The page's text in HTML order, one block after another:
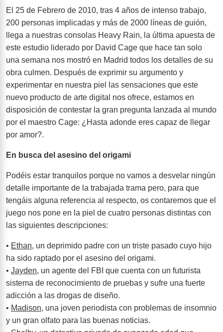
El 25 de Febrero de 2010, tras 4 años de intenso trabajo,
200 personas implicadas y más de 2000 líneas de guión,
llega a nuestras consolas Heavy Rain, la última apuesta de
este estudio liderado por David Cage que hace tan solo
una semana nos mostró en Madrid todos los detalles de su
obra culmen. Después de exprimir su argumento y
experimentar en nuestra piel las sensaciones que este
nuevo producto de arte digital nos ofrece, estamos en
disposición de contestar la gran pregunta lanzada al mundo
por el maestro Cage: ¿Hasta adonde eres capaz de llegar
por amor?.
En busca del asesino del origami
Podéis estar tranquilos porque no vamos a desvelar ningún
detalle importante de la trabajada trama pero, para que
tengáis alguna referencia al respecto, os contaremos que el
juego nos pone en la piel de cuatro personas distintas con
las siguientes descripciones:
• Ethan, un deprimido padre con un triste pasado cuyo hijo
ha sido raptado por el asesino del origami.
• Jayden, un agente del FBI que cuenta con un futurista
sistema de reconocimiento de pruebas y sufre una fuerte
adicción a las drogas de diseño.
• Madison, una joven periodista con problemas de insomnio
y un gran olfato para las buenas noticias.